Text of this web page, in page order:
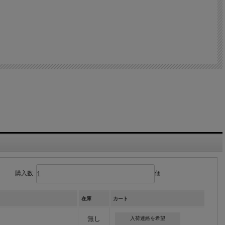
購入数: 個
在庫 カート
無し 入荷連絡を希望